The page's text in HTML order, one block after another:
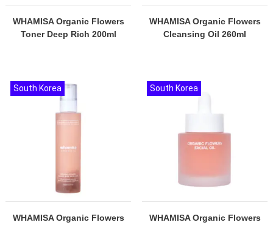
WHAMISA Organic Flowers
Toner Deep Rich 200ml
WHAMISA Organic Flowers
Cleansing Oil 260ml
WHAMISA Organic Flowers
South Korea
WHAMISA Organic Flowers
South Korea